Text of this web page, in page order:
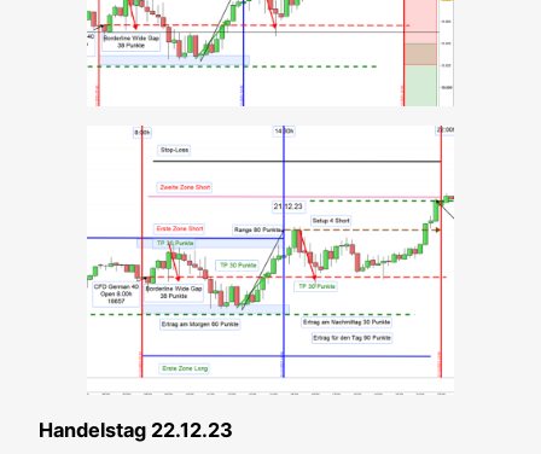
Han­dels­tag 22.12.23